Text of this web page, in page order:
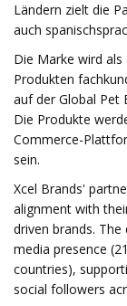
Ländern zielt die
auch
Die Marke wird
Produkten
auf der Global Pet
Die Produkte
Commerce-
sein.
Xcel Brands'
alignment with
driven brands.
media presence
countries),
social followers